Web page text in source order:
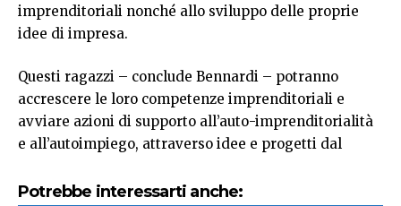
imprenditoriali nonché allo sviluppo delle proprie
idee di impresa.
Questi ragazzi – conclude Bennardi – potranno
accrescere le loro competenze imprenditoriali e
avviare azioni di supporto all’auto-imprenditorialità
e all’autoimpiego, attraverso idee e progetti dal
Potrebbe interessarti anche: